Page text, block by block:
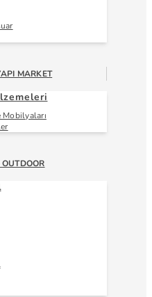
MARKET
Mobilyaları